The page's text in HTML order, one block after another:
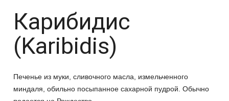
Карибидис
(Karibidis)
Печенье из муки, сливочного масла, измельченного
миндаля, обильно посыпанное сахарной пудрой. Обычно